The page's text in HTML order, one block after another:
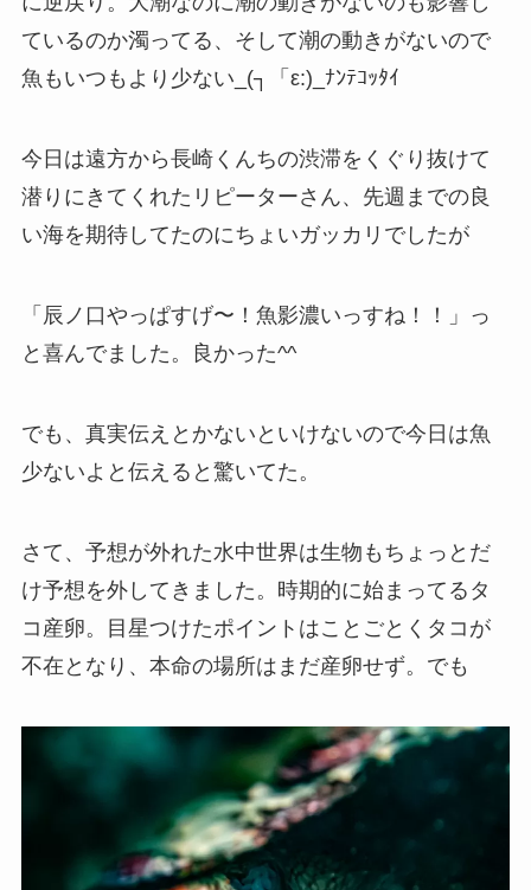
ているのか濁ってる、そして潮の動きがないので
魚もいつもより少ない_(┐「ε:)_ﾅﾝﾃｺｯﾀｲ
今日は遠方から長崎くんちの渋滞をくぐり抜けて
潜りにきてくれたリピーターさん、先週までの良
い海を期待してたのにちょいガッカリでしたが
「辰ノ口やっぱすげ〜！魚影濃いっすね！！」っ
と喜んでました。良かった^^
でも、真実伝えとかないといけないので今日は魚
少ないよと伝えると驚いてた。
さて、予想が外れた水中世界は生物もちょっとだ
け予想を外してきました。時期的に始まってるタ
コ産卵。目星つけたポイントはことごとくタコが
不在となり、本命の場所はまだ産卵せず。でも